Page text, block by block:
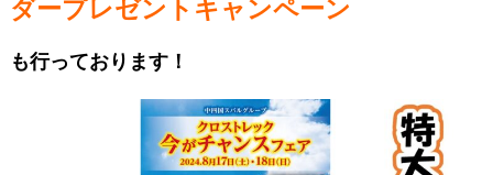
ダープレゼントキャンペーン
も行っております！